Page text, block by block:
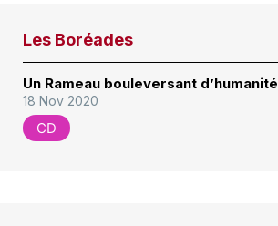
Les Boréades
Un Rameau bouleversant d’humanité
18 Nov 2020
CD